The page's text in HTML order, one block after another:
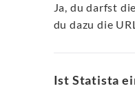
Ja, du darfst
du dazu die
Ist Statista